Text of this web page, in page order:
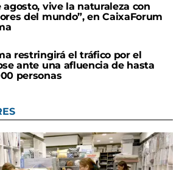
agosto, vive la naturaleza con
del mundo”, en CaixaForum
restringirá el tráfico por el
ante una afluencia de hasta
personas